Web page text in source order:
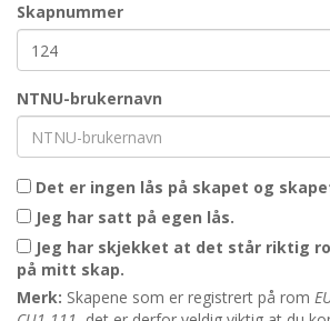
Skapnummer
NTNU-brukernavn
Det er ingen lås på skapet og
Jeg har satt på egen lås.
på mitt skap.
Merk: Skapene som er registrert på rom